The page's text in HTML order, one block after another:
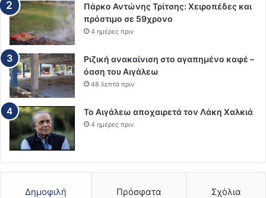
Πάρκο Αντώνης Τρίτσης: Χειροπέδες και
πρόστιμο σε 59χρονο
4 ημέρες πριν
Ριζική ανακαίνιση στο αγαπημένο καφέ –
όαση του Αιγάλεω
48 λεπτά πριν
Το Αιγάλεω αποχαιρετά τον Λάκη Χαλκιά
4 ημέρες πριν
Δημοφιλή Πρόσφατα Σχόλια